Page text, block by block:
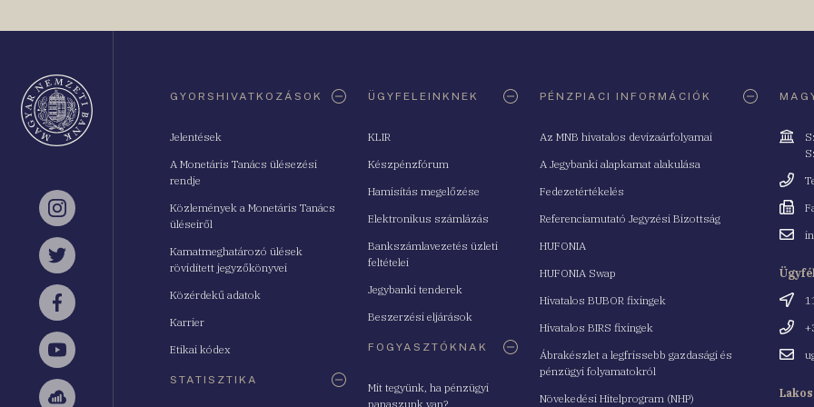
Instagram
Twitter
Facebook
YouTube
GYORSHIVATKOZÁSOK
Jelentések
A Monetáris Tanács ülésezési
rendje
Közlemények a Monetáris Tanács
üléseiről
Kamatmeghatározó ülések
rövidített jegyzőkönyvei
Közérdekű adatok
Karrier
Etikai kódex
STATISZTIKA
ÜGYFELEINKNEK
KLIR
Készpénzfórum
Hamisítás megelőzése
Elektronikus számlázás
Bankszámlavezetés üzleti
feltételei
Jegybanki tenderek
Beszerzési eljárások
FOGYASZTÓKNAK
Mit tegyünk, ha pénzügyi
panaszunk van?
PÉNZPIACI INFORMÁCIÓK
Az MNB hivatalos devizaárfolyamai
A Jegybanki alapkamat alakulása
Fedezetértékelés
Referenciamutató Jegyzési Bizottság
HUFONIA
HUFONIA Swap
Hivatalos BUBOR fixingek
Hivatalos BIRS fixingek
Ábrakészlet a legfrissebb gazdasági és
pénzügyi folyamatokról
Növekedési Hitelprogram (NHP)
Cím
Fax
Email
Cím
Email